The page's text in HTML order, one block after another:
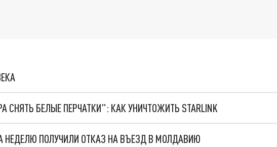
СНЯТЬ БЕЛЫЕ ПЕРЧАТКИ": КАК УНИЧТОЖИТЬ STARLINK
НЕДЕЛЮ ПОЛУЧИЛИ ОТКАЗ НА ВЪЕЗД В МОЛДАВИЮ